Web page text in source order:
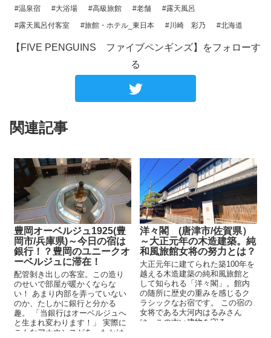
#温泉宿 #大浴場 #高級旅館 #老舗
#露天風呂
#露天風呂付客室
#旅館・ホテル_東日本 #川崎 彩乃 #北海道
【FIVE PENGUINS ファイブペンギンズ】をフォローす
る
関連記事
豊岡オーベルジュ1925(豊
岡市/兵庫県)～今日の宿は
銀行！？豊岡のユニークオ
ーベルジュに滞在！
配管剝き出しの客室。この造り
のせいで部屋が暖かくならな
い！ あまり内部を弄っていない
のか、たしかに銀行と分かる
趣。 「当銀行はオーベルジュへ
と生まれ変わります！」 実際に
こんなアナウンスがあったかは
洋々閣 (唐津市/佐賀県）
～大正元年の木造建築。純
和風旅館女将の努力とは？
大正元年に建てられた築100年を
越える木造建築の純和風旅館と
して知られる「洋々閣」。館内
の随所に歴史の重みを感じるク
ラシックなお宿です。 この宿の
女将である大河内はるみさん
は、この古い建物を守る...